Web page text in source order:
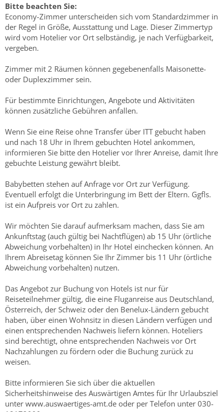
Bitte beachten Sie:
Economy-Zimmer unterscheiden sich vom Standardzimmer in
der Regel in Größe, Ausstattung und Lage. Dieser Zimmertyp
wird vom Hotelier vor Ort selbständig, je nach Verfügbarkeit,
vergeben.
Zimmer mit 2 Räumen können gegebenenfalls Maisonette-
oder Duplexzimmer sein.
Für bestimmte Einrichtungen, Angebote und Aktivitäten
können zusätzliche Gebühren anfallen.
Wenn Sie eine Reise ohne Transfer über ITT gebucht haben
und nach 18 Uhr in Ihrem gebuchten Hotel ankommen,
informieren Sie bitte den Hotelier vor Ihrer Anreise, damit Ihre
gebuchte Leistung gewährt bleibt.
Babybetten stehen auf Anfrage vor Ort zur Verfügung.
Eventuell erfolgt die Unterbringung im Bett der Eltern. Ggfls.
ist ein Aufpreis vor Ort zu zahlen.
Wir möchten Sie darauf aufmerksam machen, dass Sie am
Ankunftstag (auch gültig bei Nachtflügen) ab 15 Uhr (örtliche
Abweichung vorbehalten) in Ihr Hotel einchecken können. An
Ihrem Abreisetag können Sie Ihr Zimmer bis 11 Uhr (örtliche
Abweichung vorbehalten) nutzen.
Das Angebot zur Buchung von Hotels ist nur für
Reiseteilnehmer gültig, die eine Fluganreise aus Deutschland,
Österreich, der Schweiz oder den Benelux-Ländern gebucht
haben, über einen Wohnsitz in diesen Ländern verfügen und
einen entsprechenden Nachweis liefern können. Hoteliers
sind berechtigt, ohne entsprechenden Nachweis vor Ort
Nachzahlungen zu fördern oder die Buchung zurück zu
weisen.
Bitte informieren Sie sich über die aktuellen
Sicherheitshinweise des Auswärtigen Amtes für Ihr Urlaubsziel
unter www.auswaertiges-amt.de oder per Telefon unter 030-